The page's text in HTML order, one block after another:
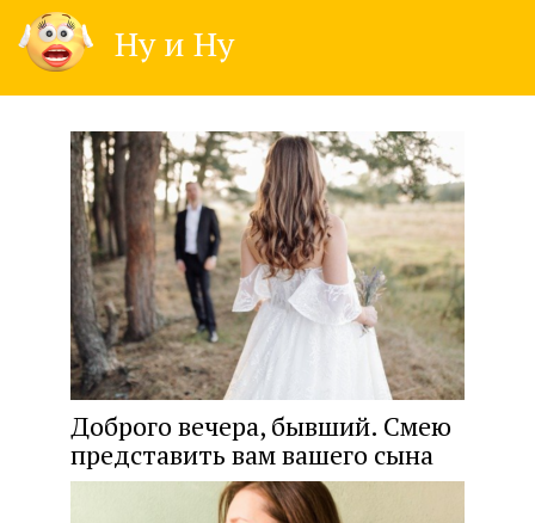
content
Ну и Ну
Доброго вечера, бывший. Смею
представить вам вашего сына